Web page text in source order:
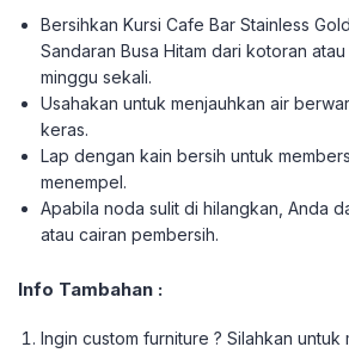
Bersihkan Kursi Cafe Bar Stainless
Sandaran Busa Hitam dari kotoran
minggu sekali.
Usahakan untuk menjauhkan air
keras.
Lap dengan kain bersih untuk
menempel.
Apabila noda sulit di hilangkan, Anda
atau cairan pembersih.
Info Tambahan :
Ingin custom furniture ? Silahkan untuk